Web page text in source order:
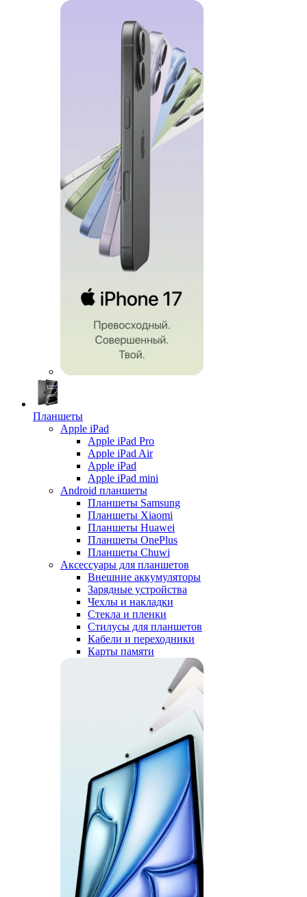
Планшеты
Apple iPad
Apple iPad Pro
Apple iPad Air
Apple iPad
Apple iPad mini
Android планшеты
Планшеты Samsung
Планшеты Xiaomi
Планшеты Huawei
Планшеты OnePlus
Планшеты Chuwi
Аксессуары для планшетов
Внешние аккумуляторы
Зарядные устройства
Чехлы и накладки
Стекла и пленки
Стилусы для планшетов
Кабели и переходники
Карты памяти